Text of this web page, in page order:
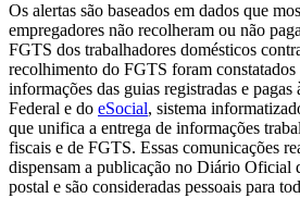
Os alertas são baseados em dados que
empregadores não recolheram ou não
FGTS dos trabalhadores domésticos
recolhimento do FGTS foram
informações das guias registradas e
Federal e do eSocial, sistema
que unifica a entrega de informações
fiscais e de FGTS. Essas comunicações
dispensam a publicação no Diário Oficial
postal e são consideradas pessoais para